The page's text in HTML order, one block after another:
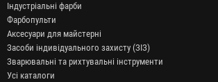
Індустріальні фарби
Фарбопульти
Аксесуари для майстерні
Засоби індивідуального захисту (ЗІЗ)
Зварювальні та рихтувальні інструменти
Усі каталоги